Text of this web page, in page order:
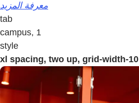
معرفة المزيد
tab
campus, 1
style
xl spacing, two up, grid-width-10